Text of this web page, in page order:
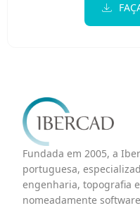
Fundada em 2005, a
portuguesa,
engenharia, topografia
nomeadamente software